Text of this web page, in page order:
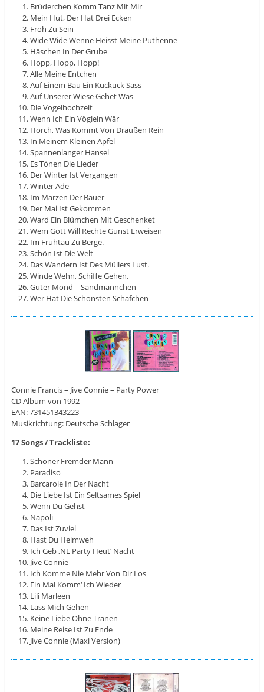
Brüderchen Komm Tanz Mit Mir
Mein Hut, Der Hat Drei Ecken
Froh Zu Sein
Wide Wide Wenne Heisst Meine Puthenne
Häschen In Der Grube
Hopp, Hopp, Hopp!
Alle Meine Entchen
Auf Einem Bau Ein Kuckuck Sass
Auf Unserer Wiese Gehet Was
Die Vogelhochzeit
Wenn Ich Ein Vöglein Wär
Horch, Was Kommt Von Draußen Rein
In Meinem Kleinen Apfel
Spannenlanger Hansel
Es Tönen Die Lieder
Der Winter Ist Vergangen
Winter Ade
Im Märzen Der Bauer
Der Mai Ist Gekommen
Ward Ein Blümchen Mit Geschenket
Wem Gott Will Rechte Gunst Erweisen
Im Frühtau Zu Berge.
Schön Ist Die Welt
Das Wandern Ist Des Müllers Lust.
Winde Wehn, Schiffe Gehen.
Guter Mond – Sandmännchen
Wer Hat Die Schönsten Schäfchen
Connie Francis – Jive Connie – Party Power
CD Album von 1992
EAN: 731451343223
Musikrichtung: Deutsche Schlager
17 Songs / Trackliste:
Schöner Fremder Mann
Paradiso
Barcarole In Der Nacht
Die Liebe Ist Ein Seltsames Spiel
Wenn Du Gehst
Napoli
Das Ist Zuviel
Hast Du Heimweh
Ich Geb ‚NE Party Heut‘ Nacht
Jive Connie
Ich Komme Nie Mehr Von Dir Los
Ein Mal Komm‘ Ich Wieder
Lili Marleen
Lass Mich Gehen
Keine Liebe Ohne Tränen
Meine Reise Ist Zu Ende
Jive Connie (Maxi Version)